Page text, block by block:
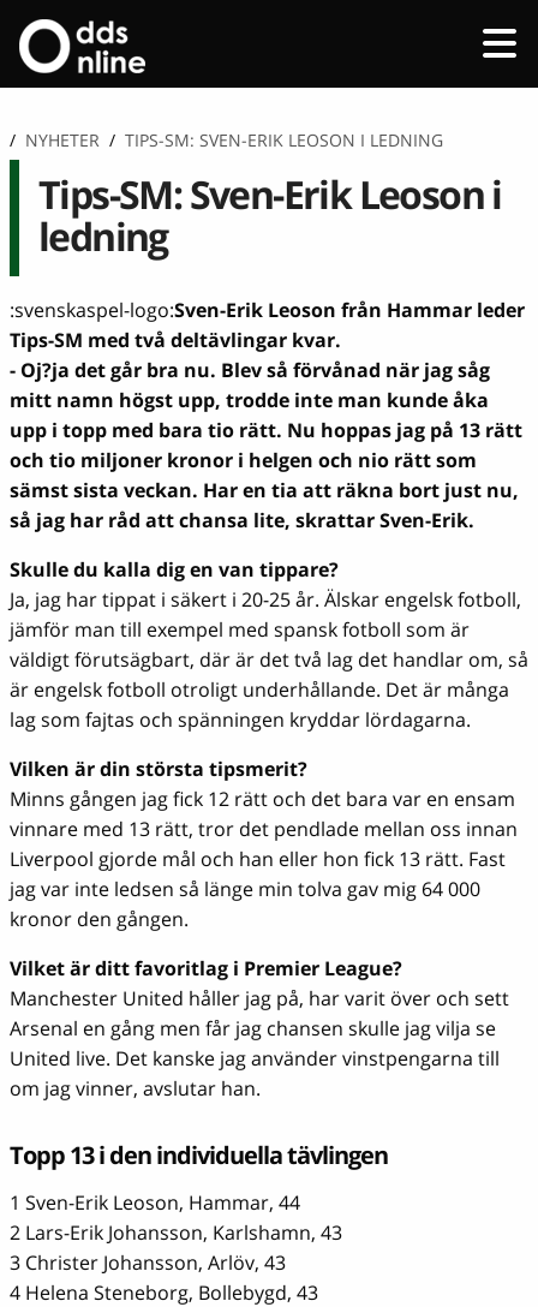
/ NYHETER / TIPS-SM: SVEN-ERIK LEOSON I LEDNING
Tips-SM: Sven-Erik Leoson i
ledning
:svenskaspel-logo:Sven-Erik Leoson från Hammar leder
Tips-SM med två deltävlingar kvar.
- Oj?ja det går bra nu. Blev så förvånad när jag såg
mitt namn högst upp, trodde inte man kunde åka
upp i topp med bara tio rätt. Nu hoppas jag på 13 rätt
och tio miljoner kronor i helgen och nio rätt som
sämst sista veckan. Har en tia att räkna bort just nu,
så jag har råd att chansa lite, skrattar Sven-Erik.
Skulle du kalla dig en van tippare?
Ja, jag har tippat i säkert i 20-25 år. Älskar engelsk fotboll,
jämför man till exempel med spansk fotboll som är
väldigt förutsägbart, där är det två lag det handlar om, så
är engelsk fotboll otroligt underhållande. Det är många
lag som fajtas och spänningen kryddar lördagarna.
Vilken är din största tipsmerit?
Minns gången jag fick 12 rätt och det bara var en ensam
vinnare med 13 rätt, tror det pendlade mellan oss innan
Liverpool gjorde mål och han eller hon fick 13 rätt. Fast
jag var inte ledsen så länge min tolva gav mig 64 000
kronor den gången.
Vilket är ditt favoritlag i Premier League?
Manchester United håller jag på, har varit över och sett
Arsenal en gång men får jag chansen skulle jag vilja se
United live. Det kanske jag använder vinstpengarna till
om jag vinner, avslutar han.
Topp 13 i den individuella tävlingen
1 Sven-Erik Leoson, Hammar, 44
2 Lars-Erik Johansson, Karlshamn, 43
3 Christer Johansson, Arlöv, 43
4 Helena Steneborg, Bollebygd, 43